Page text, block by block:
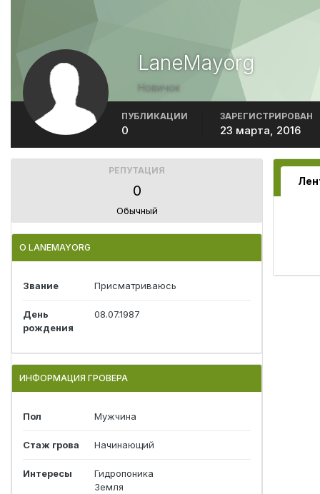
LaneMayorg
Новичок
ПУБЛИКАЦИИ
0
ЗАРЕГИСТРИРОВАН
23 марта, 2016
РЕПУТАЦИЯ
0
Обычный
О LANEMAYORG
Звание Присматриваюсь
День
рождения
08.07.1987
ИНФОРМАЦИЯ ГРОВЕРА
Пол Мужчина
Стаж грова Начинающий
Интересы
Гидропоника
Земля